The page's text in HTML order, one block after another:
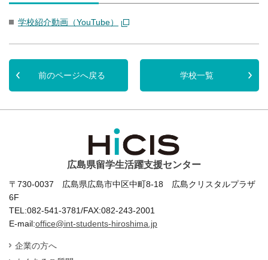
学校紹介動画（YouTube）
前のページへ戻る 学校一覧
広島県留学生活躍支援センター
〒730-0037 広島県広島市中区中町8-18 広島クリスタルプラザ
6F
TEL:082-541-3781/FAX:082-243-2001
E-mail:office@int-students-hiroshima.jp
企業の方へ